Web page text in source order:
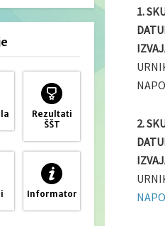
1.
2.
Rezultati
ŠŠT
Informator